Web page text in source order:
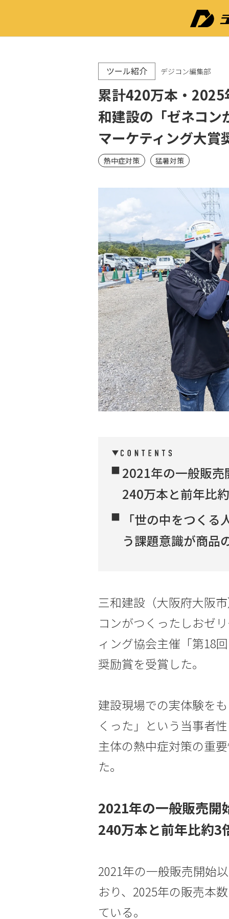
ツール紹介 デジコン編集部
累計420万本・
和建設の「ゼネコン
マーケティング大賞
熱中症対策 猛暑対策
2021年の一般販
240万本と前年比
「世の中をつく
う課題意識が商品
三和建設（大阪府大阪
コンがつくったしおゼ
ィング協会主催「第18
奨励賞を受賞した。
建設現場での実体験を
くった」という当事者
主体の熱中症対策の重
た。
2021年の一般販売開
240万本と前年比約3
2021年の一般販売開始
おり、2025年の販売本
ている。